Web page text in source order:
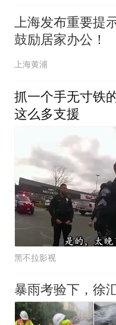
上海发布重要提
鼓励居家办公！
上海黄浦
抓一个手无寸铁
这么多支援
黑不拉影视
暴雨考验下，徐